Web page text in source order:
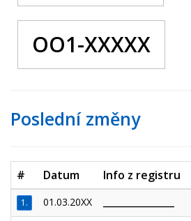
OO1-XXXXX
Poslední změny
# Datum Info z registru
1. 01.03.20XX